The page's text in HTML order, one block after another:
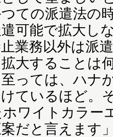
ての派遣法の
可能で拡大し
業務以外は派
大することは
っては、ハナ
ているほど。
ワイトカラー
だと言えます